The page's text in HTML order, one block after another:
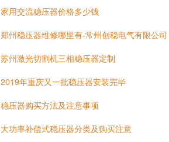
家用交流稳压器价格多少钱
郑州稳压器维修哪里有-常州创稳电气有限公司
苏州激光切割机三相稳压器定制
2019年重庆又一批稳压器安装完毕
稳压器购买方法及注意事项
大功率补偿式稳压器分类及购买注意